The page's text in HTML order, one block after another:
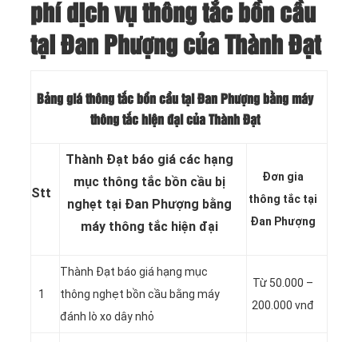
phí dịch vụ thông tắc bồn cầu
tại Đan Phượng của Thành Đạt
Bảng giá thông tắc bồn cầu tại Đan Phượng bằng máy
thông tắc hiện đại của Thành Đạt
Stt
Thành Đạt báo giá các hạng
mục thông tắc bồn cầu bị
nghẹt tại Đan Phượng bằng
máy thông tắc hiện đại
Đơn gia
thông tắc tại
Đan Phượng
1
Thành Đạt báo giá hạng mục
thông nghẹt bồn cầu bằng máy
đánh lò xo dây nhỏ
Từ 50.000 –
200.000 vnđ